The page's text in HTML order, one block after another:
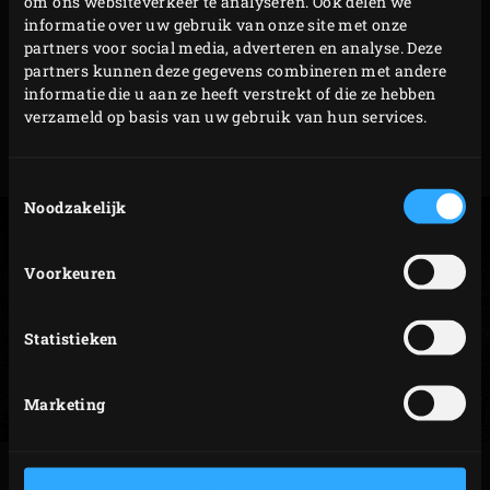
informatie over uw gebruik van onze site met onze
partners voor social media, adverteren en analyse. Deze
partners kunnen deze gegevens combineren met andere
informatie die u aan ze heeft verstrekt of die ze hebben
verzameld op basis van uw gebruik van hun services.
Noodzakelijk
Voorkeuren
Statistieken
Marketing
TIP
Serveer je de gekonfijte schorseneren in combinatie met
de hertenrack? Konfijt dan eerst de groenten. Als de
hertenrackligt te rusten kun je de schorseneren bakken.